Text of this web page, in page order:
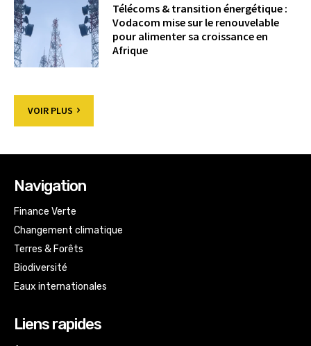
Télécoms & transition énergétique :
Vodacom mise sur le renouvelable
pour alimenter sa croissance en
Afrique
VOIR PLUS
Navigation
Finance Verte
Changement climatique
Terres & Forêts
Biodiversité
Eaux internationales
Liens rapides